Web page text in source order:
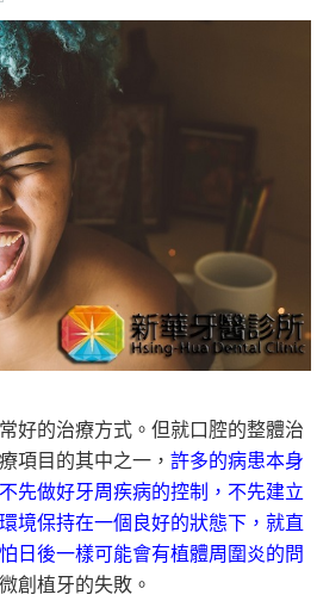
好的治療方式。但就口腔的整體治
項目的其中之一， 許多的病患本身
先做好牙周疾病的控制，不先建立
境保持在一個良好的狀態下，就直
日後一樣可能會有植體周圍炎的問
創植牙的失敗。